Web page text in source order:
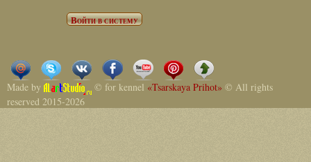
Made by © for kennel «Tsarskaya Prihot» © All rights
reserved 2015-2026